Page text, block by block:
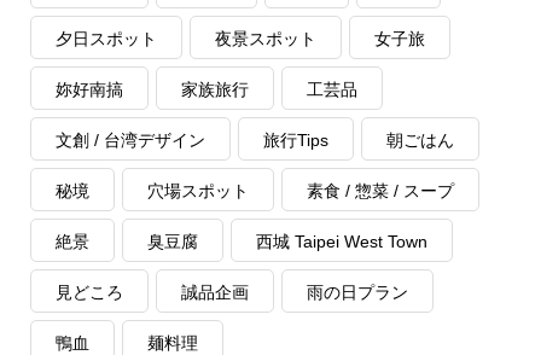
夕日スポット 夜景スポット 女子旅
妳好南搞 家族旅行 工芸品
文創 / 台湾デザイン 旅行Tips 朝ごはん
秘境 穴場スポット 素食 / 惣菜 / スープ
絶景 臭豆腐 西城 Taipei West Town
見どころ 誠品企画 雨の日プラン
鴨血 麺料理